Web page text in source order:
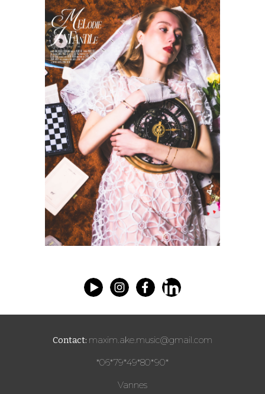
Contact: maxim.ake.music@gmail.com
*06*79*49*80*90*
Vannes